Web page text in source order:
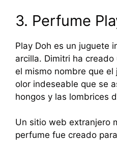
3. Perfume
Play Doh es un juguete
arcilla. Dimitri ha
el mismo nombre que el
olor indeseable que se
hongos y las lombrices
Un sitio web extranjero
perfume fue creado